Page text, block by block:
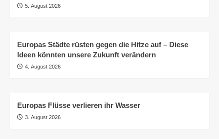
5. August 2026
Europas Städte rüsten gegen die Hitze auf – Diese
Ideen könnten unsere Zukunft verändern
4. August 2026
Europas Flüsse verlieren ihr Wasser
3. August 2026